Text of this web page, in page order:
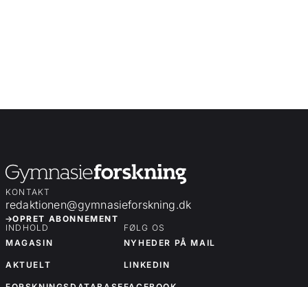
KONTAKT
redaktionen@gymnasieforskning.dk
OPRET ABONNEMENT
INDHOLD
MAGASIN
AKTUELT
FØLG OS
NYHEDER PÅ MAIL
LINKEDIN